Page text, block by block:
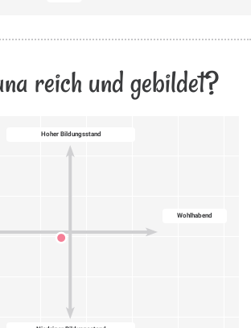
reich und gebildet?
Hoher Bildungsstand
Wohlhabend